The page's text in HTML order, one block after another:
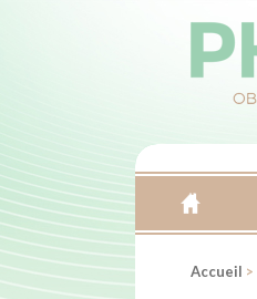
ACCUEIL
Accueil >